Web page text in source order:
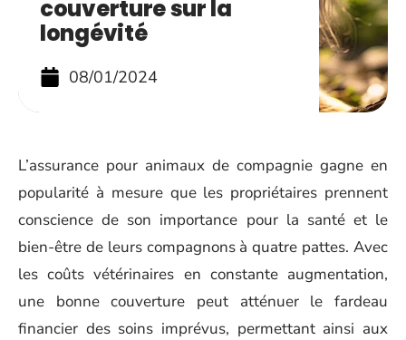
couverture sur la
longévité
08/01/2024
L’assurance pour animaux de compagnie gagne en
popularité à mesure que les propriétaires prennent
conscience de son importance pour la santé et le
bien-être de leurs compagnons à quatre pattes. Avec
les coûts vétérinaires en constante augmentation,
une bonne couverture peut atténuer le fardeau
financier des soins imprévus, permettant ainsi aux